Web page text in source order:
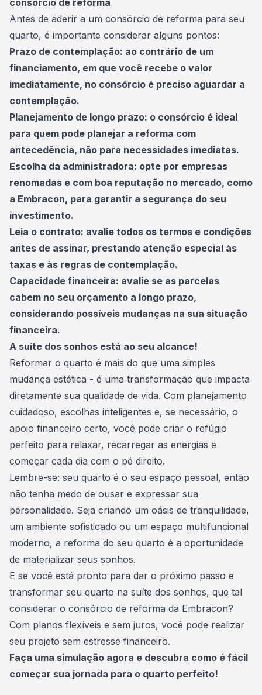
consórcio de reforma
Antes de aderir a um consórcio de reforma para seu
quarto, é importante considerar alguns pontos:
Prazo de contemplação: ao contrário de um
financiamento, em que você recebe o valor
imediatamente, no consórcio é preciso aguardar a
contemplação.
Planejamento de longo prazo: o consórcio é ideal
para quem pode planejar a reforma com
antecedência, não para necessidades imediatas.
Escolha da administradora: opte por empresas
renomadas e com boa reputação no mercado, como
a Embracon, para garantir a segurança do seu
investimento.
Leia o contrato: avalie todos os termos e condições
antes de assinar, prestando atenção especial às
taxas e às regras de contemplação.
Capacidade financeira: avalie se as parcelas
cabem no seu orçamento a longo prazo,
considerando possíveis mudanças na sua situação
financeira.
A suíte dos sonhos está ao seu alcance!
Reformar o quarto é mais do que uma simples
mudança estética - é uma transformação que impacta
diretamente sua qualidade de vida. Com planejamento
cuidadoso, escolhas inteligentes e, se necessário, o
apoio financeiro certo, você pode criar o refúgio
perfeito para relaxar, recarregar as energias e
começar cada dia com o pé direito.
Lembre-se: seu quarto é o seu espaço pessoal, então
não tenha medo de ousar e expressar sua
personalidade. Seja criando um oásis de tranquilidade,
um ambiente sofisticado ou um espaço multifuncional
moderno, a reforma do seu quarto é a oportunidade
de materializar seus sonhos.
E se você está pronto para dar o próximo passo e
transformar seu quarto na suíte dos sonhos, que tal
considerar o consórcio de reforma da Embracon?
Com planos flexíveis e sem juros, você pode realizar
seu projeto sem estresse financeiro.
Faça uma simulação agora e descubra como é fácil
começar sua jornada para o quarto perfeito!